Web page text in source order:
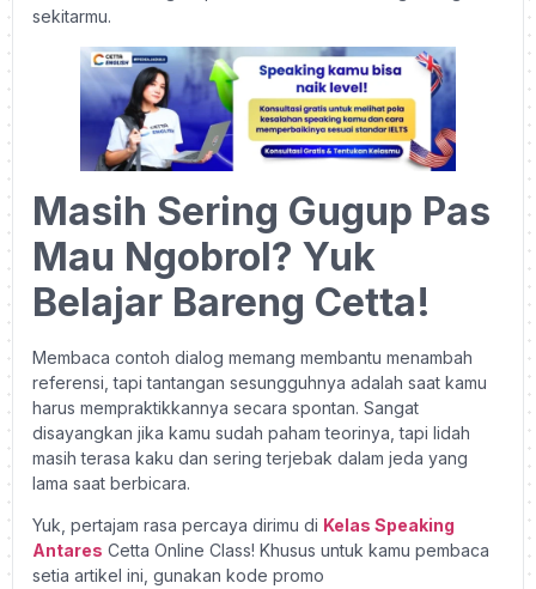
sekitarmu.
Masih Sering Gugup Pas
Mau Ngobrol? Yuk
Belajar Bareng Cetta!
Membaca contoh dialog memang membantu menambah
referensi, tapi tantangan sesungguhnya adalah saat kamu
harus mempraktikkannya secara spontan. Sangat
disayangkan jika kamu sudah paham teorinya, tapi lidah
masih terasa kaku dan sering terjebak dalam jeda yang
lama saat berbicara.
Yuk, pertajam rasa percaya dirimu di Kelas Speaking
Antares Cetta Online Class! Khusus untuk kamu pembaca
setia artikel ini, gunakan kode promo